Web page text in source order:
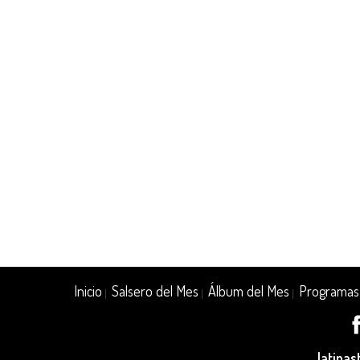
Inicio |Salsero del Mes |Álbum del Mes Programas